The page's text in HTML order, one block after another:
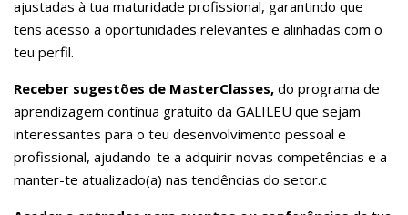
ajustadas à tua maturidade profissional, garantindo que
tens acesso a oportunidades relevantes e alinhadas com o
teu perfil.
Receber sugestões de MasterClasses, do programa de
aprendizagem contínua gratuito da GALILEU que sejam
interessantes para o teu desenvolvimento pessoal e
profissional, ajudando-te a adquirir novas competências e a
manter-te atualizado(a) nas tendências do setor.c